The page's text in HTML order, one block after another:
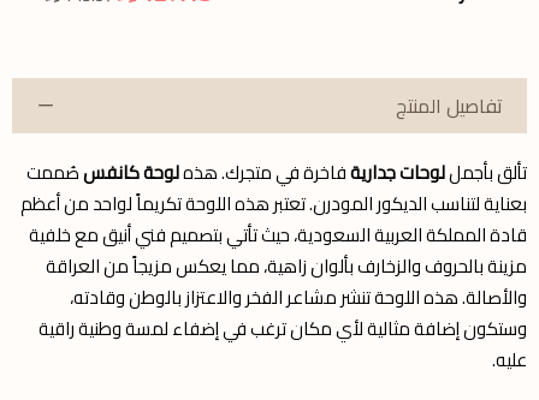
تفاصيل المنتج
تألق بأجمللوحات جداريةفاخرة في متجرك. هذهلوحة كانفسصُممت
بعناية لتناسب الديكور المودرن. تعتبر هذه اللوحة تكريماً لواحد من أعظم
قادة المملكة العربية السعودية، حيث تأتي بتصميم فني أنيق مع خلفية
مزينة بالحروف والزخارف بألوان زاهية، مما يعكس مزيجاً من العراقة
والأصالة. هذه اللوحة تنشر مشاعر الفخر والاعتزاز بالوطن وقادته،
وستكون إضافة مثالية لأي مكان ترغب في إضفاء لمسة وطنية راقية
عليه.